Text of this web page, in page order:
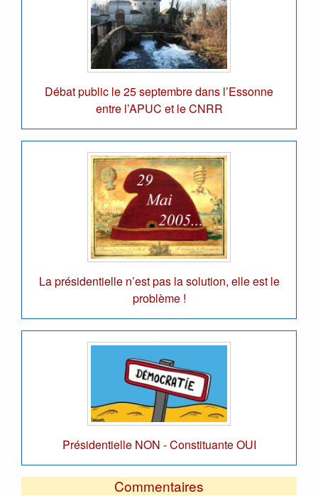
Débat public le 25 septembre dans l’Essonne
entre l’APUC et le CNRR
La présidentielle n’est pas la solution, elle est le
problème !
Présidentielle NON - Constituante OUI
Commentaires